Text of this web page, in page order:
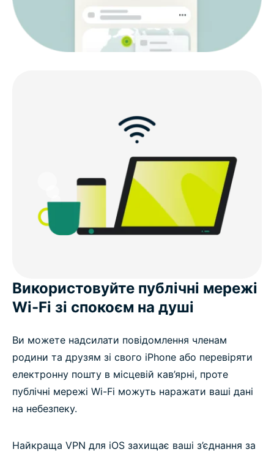
Що Користувачі Думають Про ExpressVPN
Спробуй ExpressVPN без ризику на iPhone та
Використовуйте публічні мережі
Wi-Fi зі спокоєм на душі
Ви можете надсилати повідомлення членам
родини та друзям зі свого iPhone або перевіряти
електронну пошту в місцевій кав’ярні, проте
публічні мережі Wi-Fi можуть наражати ваші дані
на небезпеку.
Найкраща VPN для iOS захищає ваші з’єднання за